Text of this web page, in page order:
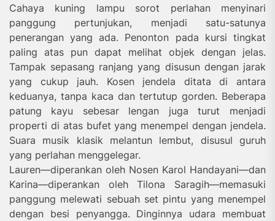
Cahaya kuning lampu sorot perlahan menyinari
panggung pertunjukan, menjadi satu-satunya
penerangan yang ada. Penonton pada kursi tingkat
paling atas pun dapat melihat objek dengan jelas.
Tampak sepasang ranjang yang disusun dengan jarak
yang cukup jauh. Kosen jendela ditata di antara
keduanya, tanpa kaca dan tertutup gorden. Beberapa
patung kayu sebesar lengan juga turut menjadi
properti di atas bufet yang menempel dengan jendela.
Suara musik klasik melantun lembut, disusul guruh
yang perlahan menggelegar.
Lauren—diperankan oleh Nosen Karol Handayani—dan
Karina—diperankan oleh Tilona Saragih—memasuki
panggung melewati sebuah set pintu yang menempel
dengan besi penyangga. Dinginnya udara membuat